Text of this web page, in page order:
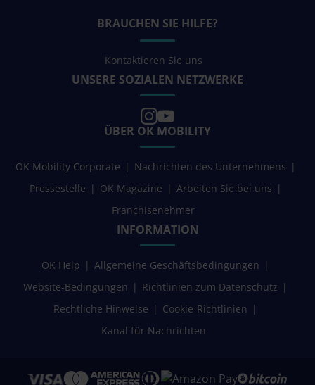
BRAUCHEN SIE HILFE?
Kontaktieren Sie uns
UNSERE SOZIALEN NETZWERKE
ÜBER OK MOBILITY
OK Mobility Corporate
Nachrichten des Unternehmens
Pressestelle
OK Magazine
Arbeiten Sie bei uns
Franchisenehmer
INFORMATION
OK Help
Allgemeine Geschäftsbedingungen
Website-Bedingungen
Richtlinien zum Datenschutz
Rechtliche Hinweise
Cookie-Richtlinien
Kanal für Nachrichten